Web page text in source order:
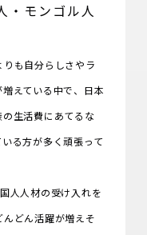
・モンゴル人
も自分らしさやラ
えている中で、日本
生活費にあてるな
る方が多く頑張って
人人材の受け入れを
どん活躍が増えそ